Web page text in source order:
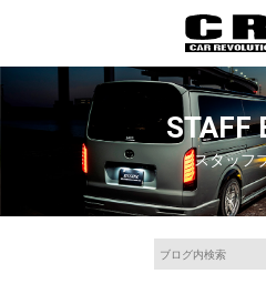
STAFF
スタッフ